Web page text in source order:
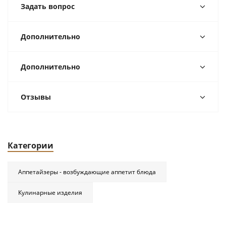
Задать вопрос
Дополнительно
Дополнительно
Отзывы
Категории
Аппетайзеры - возбуждающие аппетит блюда
Кулинарные изделия